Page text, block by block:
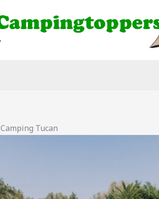
Camping Tucan